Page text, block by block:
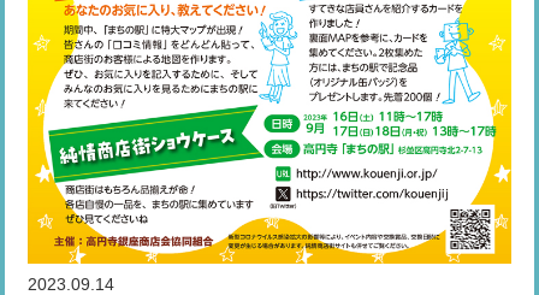
2023.09.14